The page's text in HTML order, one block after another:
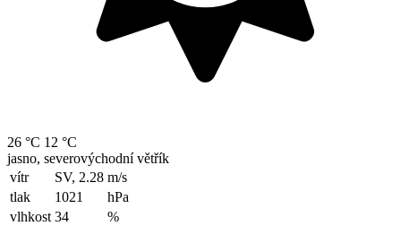
26 °C 12 °C
jasno, severovýchodní větřík
vítr
SV, 2.28 m/s
tlak
1021
hPa
vlhkost 34
%